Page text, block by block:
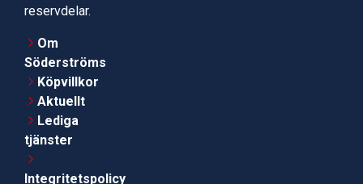
reservdelar.
Om
Söderströms
Köpvillkor
Aktuellt
Lediga
tjänster
Integritetspolicy